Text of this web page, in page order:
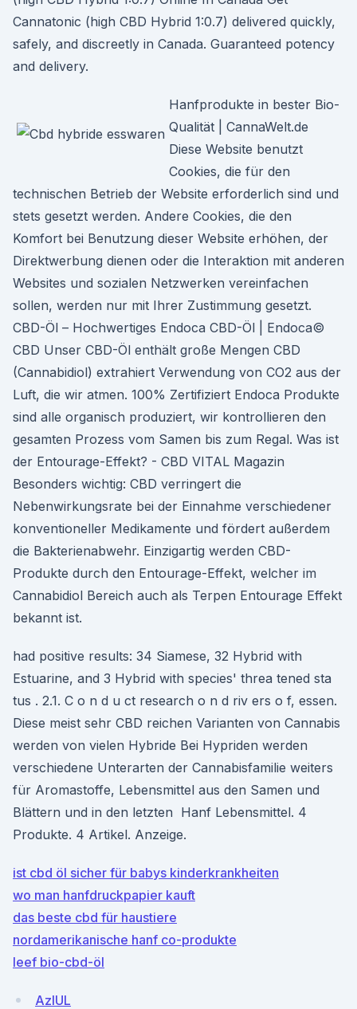
Cannatonic (high CBD Hybrid 1:0.7) delivered quickly,
safely, and discreetly in Canada. Guaranteed potency
and delivery.
Hanfprodukte in bester Bio-
Qualität | CannaWelt.de
Diese Website benutzt
Cookies, die für den
technischen Betrieb der Website erforderlich sind und
stets gesetzt werden. Andere Cookies, die den
Komfort bei Benutzung dieser Website erhöhen, der
Direktwerbung dienen oder die Interaktion mit anderen
Websites und sozialen Netzwerken vereinfachen
sollen, werden nur mit Ihrer Zustimmung gesetzt.
CBD-Öl – Hochwertiges Endoca CBD-Öl | Endoca©
CBD Unser CBD-Öl enthält große Mengen CBD
(Cannabidiol) extrahiert Verwendung von CO2 aus der
Luft, die wir atmen. 100% Zertifiziert Endoca Produkte
sind alle organisch produziert, wir kontrollieren den
gesamten Prozess vom Samen bis zum Regal. Was ist
der Entourage-Effekt? - CBD VITAL Magazin
Besonders wichtig: CBD verringert die
Nebenwirkungsrate bei der Einnahme verschiedener
konventioneller Medikamente und fördert außerdem
die Bakterienabwehr. Einzigartig werden CBD-
Produkte durch den Entourage-Effekt, welcher im
Cannabidiol Bereich auch als Terpen Entourage Effekt
bekannt ist.
had positive results: 34 Siamese, 32 Hybrid with
Estuarine, and 3 Hybrid with species' threa tened sta
tus . 2.1. C o n d u ct research o n d riv ers o f, essen.
Diese meist sehr CBD reichen Varianten von Cannabis
werden von vielen Hybride Bei Hypriden werden
verschiedene Unterarten der Cannabisfamilie weiters
für Aromastoffe, Lebensmittel aus den Samen und
Blättern und in den letzten Hanf Lebensmittel. 4
Produkte. 4 Artikel. Anzeige.
ist cbd öl sicher für babys kinderkrankheiten
wo man hanfdruckpapier kauft
das beste cbd für haustiere
nordamerikanische hanf co-produkte
leef bio-cbd-öl
AzIUL